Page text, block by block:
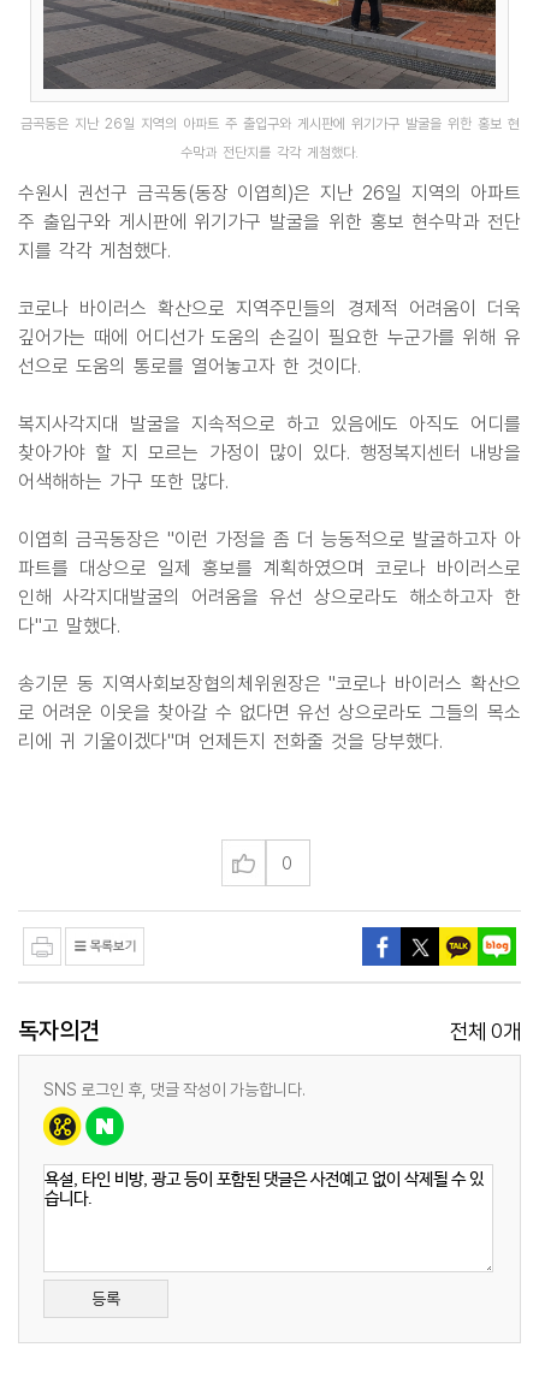
금곡동은 지난 26일 지역의 아파트 주 출입구와 게시판에 위기가구 발굴을 위한 홍보 현
수막과 전단지를 각각 게첨했다.
수원시 권선구 금곡동(동장 이엽희)은 지난 26일 지역의 아파트
주 출입구와 게시판에 위기가구 발굴을 위한 홍보 현수막과 전단
지를 각각 게첨했다.
코로나 바이러스 확산으로 지역주민들의 경제적 어려움이 더욱
깊어가는 때에 어디선가 도움의 손길이 필요한 누군가를 위해 유
선으로 도움의 통로를 열어놓고자 한 것이다.
복지사각지대 발굴을 지속적으로 하고 있음에도 아직도 어디를
찾아가야 할 지 모르는 가정이 많이 있다. 행정복지센터 내방을
어색해하는 가구 또한 많다.
이엽희 금곡동장은 "이런 가정을 좀 더 능동적으로 발굴하고자 아
파트를 대상으로 일제 홍보를 계획하였으며 코로나 바이러스로
인해 사각지대발굴의 어려움을 유선 상으로라도 해소하고자 한
다"고 말했다.
송기문 동 지역사회보장협의체위원장은 "코로나 바이러스 확산으
로 어려운 이웃을 찾아갈 수 없다면 유선 상으로라도 그들의 목소
리에 귀 기울이겠다"며 언제든지 전화줄 것을 당부했다.
0
독자의견 전체 0개
SNS 로그인 후, 댓글 작성이 가능합니다.
등록